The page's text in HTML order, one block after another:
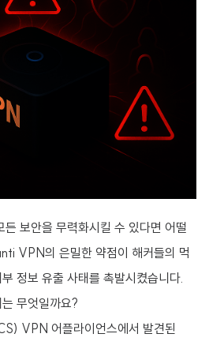
보안을 무력화시킬 수 있다면 어떨
VPN의 은밀한 약점이 해커들의 먹
정보 유출 사태를 촉발시켰습니다.
무엇일까요?
VPN 어플라이언스에서 발견된